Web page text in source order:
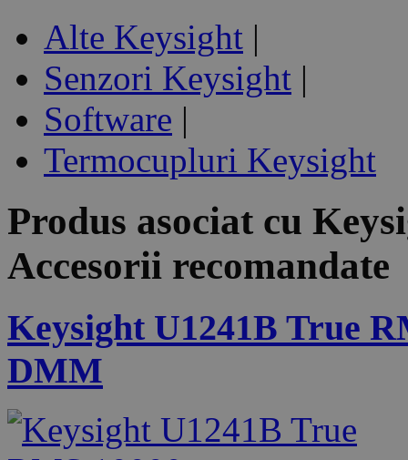
Alte Keysight |
Senzori Keysight |
Software |
Termocupluri Keysight
Produs asociat cu
Accesorii recomandate
Keysight U1241B True
DMM